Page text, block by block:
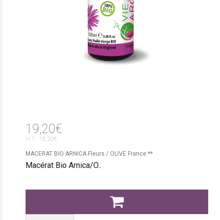
19,20€
H.T : 18,20€
MACERAT BIO ARNICA Fleurs / OLIVE France **
Macérat Bio Arnica/O..